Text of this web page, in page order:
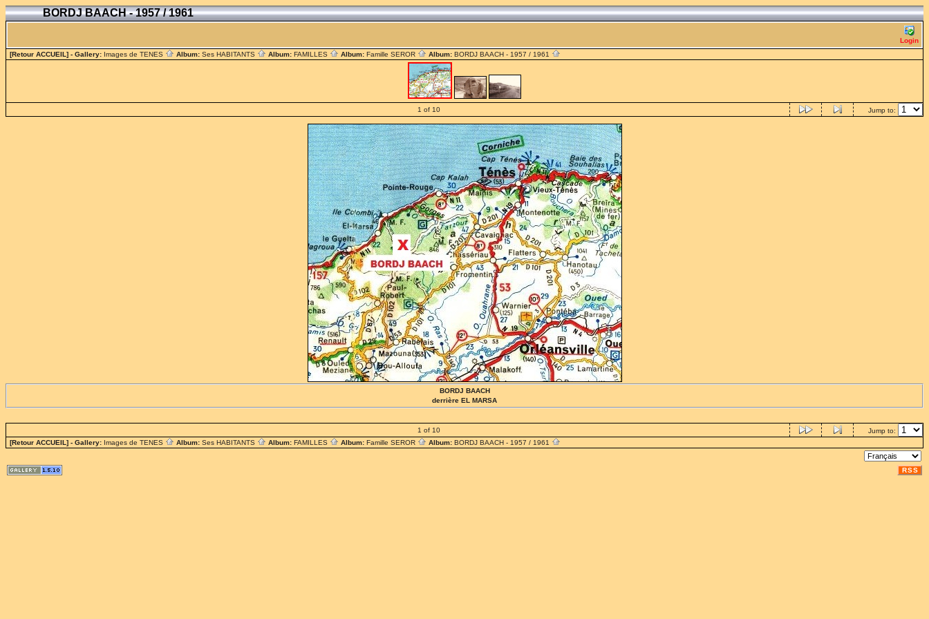
BORDJ BAACH - 1957 / 1961
Login
[Retour ACCUEIL] - Gallery: Images de TENES Album: Ses HABITANTS Album: FAMILLES Album: Famille SEROR Album: BORDJ BAACH - 1957 / 1961
1 of 10 Jump to:
BORDJ BAACH
derrière EL MARSA
1 of 10
Jump to:
[Retour ACCUEIL] - Gallery: Images de TENES Album: Ses HABITANTS Album: FAMILLES Album: Famille SEROR Album: BORDJ BAACH - 1957 / 1961
RSS